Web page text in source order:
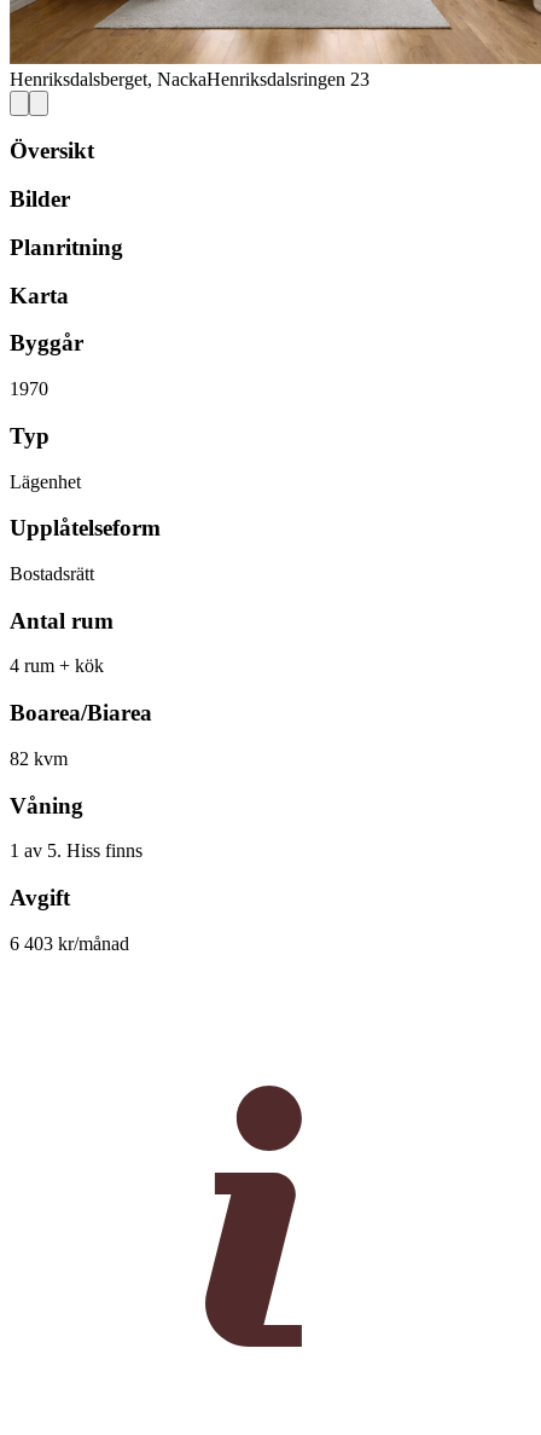
Henriksdalsberget, NackaHenriksdalsringen 23
Översikt
Bilder
Planritning
Karta
Byggår
1970
Typ
Lägenhet
Upplåtelseform
Bostadsrätt
Antal rum
4 rum + kök
Boarea/Biarea
82 kvm
Våning
1 av 5. Hiss finns
Avgift
6 403 kr/månad